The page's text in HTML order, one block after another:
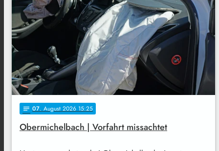
notes 07. August 2026 15:25
Obermichelbach | Vorfahrt missachtet